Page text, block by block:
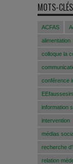
MOTS-CLÉS
ACFAS
alimentation
colloque la
conférence
information
intervention
médias
recherche
relation